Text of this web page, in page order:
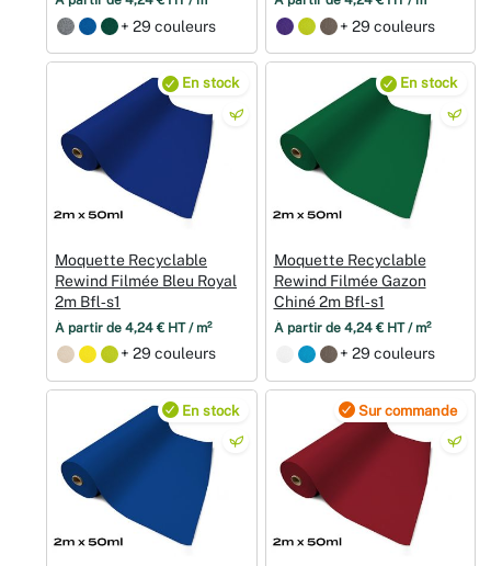
+ 29 couleurs + 29 couleurs
En stock
Moquette Recyclable
Rewind Filmée Bleu Royal
2m Bfl‑s1
À partir de 4,24 € HT / m²
+ 29 couleurs
En stock
Moquette Recyclable
Rewind Filmée Gazon
Chiné 2m Bfl‑s1
À partir de 4,24 € HT / m²
+ 29 couleurs
En stock Sur commande